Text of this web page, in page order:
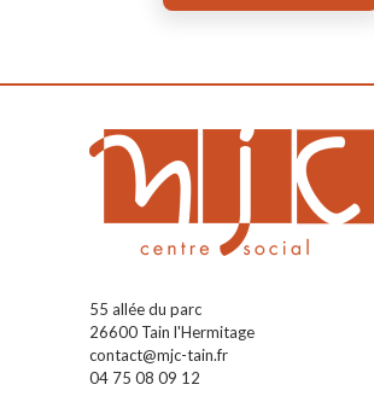
55 allée du parc
26600 Tain l'Hermitage
contact@mjc-tain.fr
04 75 08 09 12